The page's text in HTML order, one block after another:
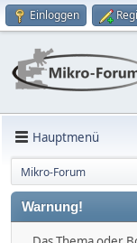
Einloggen
Hauptmenü
Mikro-Forum
Warnung!